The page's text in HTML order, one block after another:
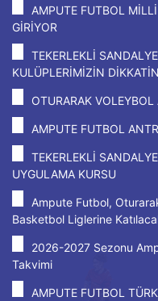
AMPUTE FUTBOL
GİRİYOR
TEKERLEKLİ
KULÜPLERİMİZİN
OTURARAK
AMPUTE FUTBOL
TEKERLEKLİ
UYGULAMA KURSU
Ampute Futbol,
Basketbol Liglerine
2026-2027 Sezonu
Takvimi
AMPUTE FUTBOL